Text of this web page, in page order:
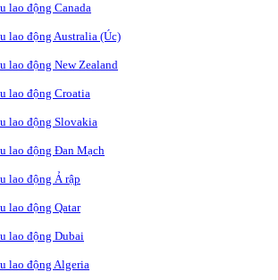
lao động Canada
lao động Australia (Úc)
lao động New Zealand
lao động Croatia
lao động Slovakia
lao động Đan Mạch
lao động Ả rập
lao động Qatar
lao động Dubai
lao động Algeria